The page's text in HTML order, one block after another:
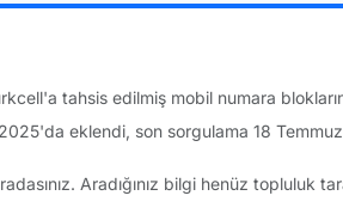
tahsis edilmiş mobil numara
eklendi, son sorgulama 18
Aradığınız bilgi henüz